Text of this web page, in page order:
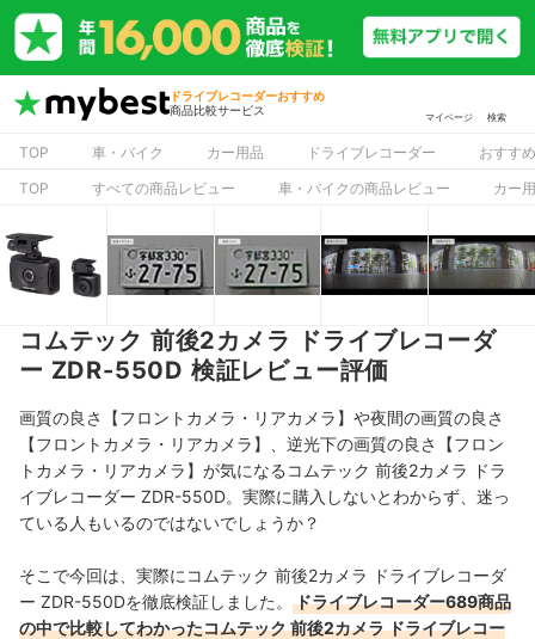
ドライブレコーダーおすすめ
商品比較サービス
マイページ 検索
TOP 車・バイク カー用品 ドライブレコーダー
おすす
TOP
すべての商品レビュー 車・バイクの商品レビュー カー
コムテック 前後2カメラ ドライブレコーダ
ー ZDR-550D 検証レビュー評価
画質の良さ【フロントカメラ・リアカメラ】や夜間の画質の良さ
【フロントカメラ・リアカメラ】、逆光下の画質の良さ【フロン
トカメラ・リアカメラ】が気になるコムテック 前後2カメラ ドラ
イブレコーダー ZDR-550D。実際に購入しないとわからず、迷っ
ている人もいるのではないでしょうか？
そこで今回は、実際にコムテック 前後2カメラ ドライブレコーダ
ー ZDR-550Dを徹底検証しました。
ドライブレコーダー689商品
の中で比較してわかったコムテック 前後2カメラ ドライブレコー